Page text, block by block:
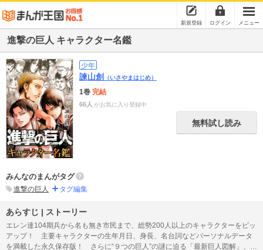
新規登録 ログイン メニュー
進撃の巨人 キャラクター名鑑
少年
諫山創 （いさやまはじめ）
1巻 完結
66人 がお気に入り登録中
無料試し読み
みんなのまんがタグ
進撃の巨人 タグ編集
あらすじ | ストーリー
エレン達104期兵から名も無き市民まで、総勢200人以上のキャラクターをピッ
アップ！ 主要キャラクターの生年月日、身長、名台詞などパーソナルデータ
を満載した永久保存版！ さらに“９つの巨人”の謎に迫る「最新巨人図解」、壁